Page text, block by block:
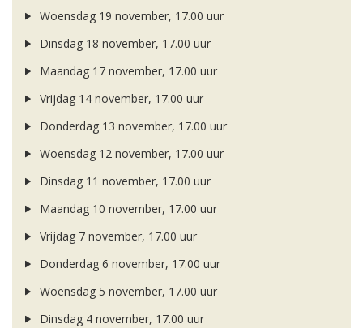
Woensdag 19 november, 17.00 uur
Dinsdag 18 november, 17.00 uur
Maandag 17 november, 17.00 uur
Vrijdag 14 november, 17.00 uur
Donderdag 13 november, 17.00 uur
Woensdag 12 november, 17.00 uur
Dinsdag 11 november, 17.00 uur
Maandag 10 november, 17.00 uur
Vrijdag 7 november, 17.00 uur
Donderdag 6 november, 17.00 uur
Woensdag 5 november, 17.00 uur
Dinsdag 4 november, 17.00 uur